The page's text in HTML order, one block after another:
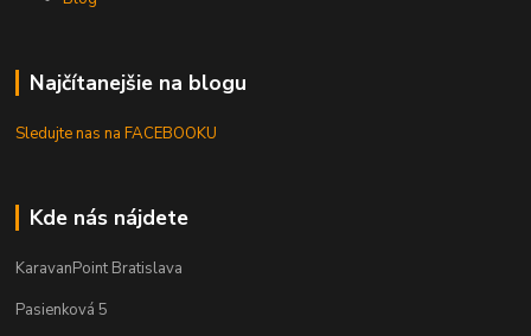
Najčítanejšie na blogu
Sledujte nas na FACEBOOKU
Kde nás nájdete
KaravanPoint Bratislava
Pasienková 5